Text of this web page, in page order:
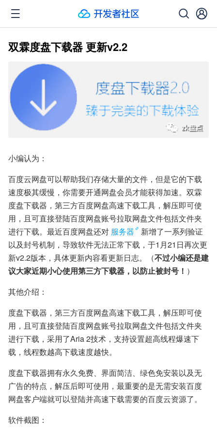
双霖度盘下载器 更新v2.2
小编认为：
百度云网盘可以帮助我们存储大量的文件，但是它的下载
速度极其缓慢，你需要开通网盘会员才能获得加速。双霖
度盘下载器，第三方百度网盘高速下载工具，解压即可使
用，且可直接登陆百度网盘账号拉取网盘文件包括文件夹
进行下载。最近百度网盘还对 服务器
新增了一系列验证
以及封号机制，导致软件无法正常下载，于1月21日再次更
新v2.2版本，具体更新内容看更新日志。（不过小编还是建
议大家近期小心使用第三方下载器，以防止被封号！ ）
其他介绍：
度盘下载器，第三方百度网盘高速下载工具，解压即可使
用，且可直接登陆百度网盘账号拉取网盘文件包括文件夹
进行下载，采用了Aria 2技术，支持设置超高线程爆速下
载，线程数越高下载速度越快。
度盘下载器拥有永久免费、界面简洁、绿色免安装以及无
广告的特点，解压后即可使用，最重要的是无需安装百度
网盘客户端就可以登陆并高速下载需要的百度云资源了。
软件截图：